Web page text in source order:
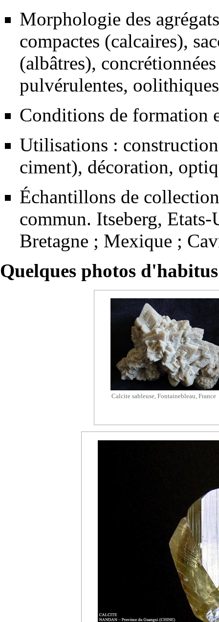
Morphologie des
compactes (calcaires),
(albâtres),
pulvérulentes,
Conditions de formation
Utilisations :
ciment), décoration,
Échantillons de
commun. Itseberg,
Bretagne ; Mexique ;
Quelques photos
Calcite sableuse, Fontainebleau, France